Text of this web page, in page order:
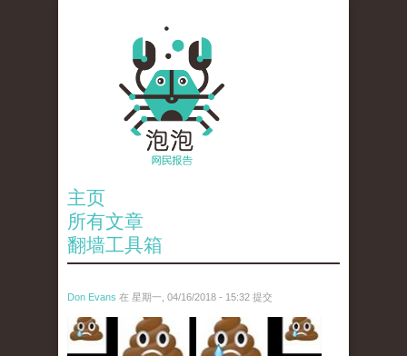
主页
所有文章
翻墙工具箱
Don Evans 在 星期一, 04/16/2018 - 15:32 提交
wechatimg1053.jpeg